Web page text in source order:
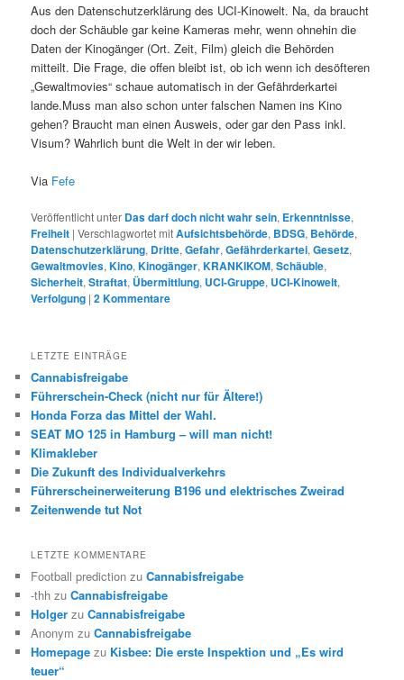
Aus den Datenschutzerklärung des UCI-Kinowelt. Na, da braucht
doch der Schäuble gar keine Kameras mehr, wenn ohnehin die
Daten der Kinogänger (Ort. Zeit, Film) gleich die Behörden
mitteilt. Die Frage, die offen bleibt ist, ob ich wenn ich desöfteren
„Gewaltmovies“ schaue automatisch in der Gefährderkartei
lande.Muss man also schon unter falschen Namen ins Kino
gehen? Braucht man einen Ausweis, oder gar den Pass inkl.
Visum? Wahrlich bunt die Welt in der wir leben.
Via Fefe
Veröffentlicht unter Das darf doch nicht wahr sein, Erkenntnisse,
Freiheit |Verschlagwortet mitAufsichtsbehörde, BDSG, Behörde,
Datenschutzerklärung, Dritte,Gefahr,Gefährderkartei,Gesetz,
Gewaltmovies,Kino,Kinogänger,KRANKIKOM,Schäuble,
Sicherheit,Straftat, Übermittlung, UCI-Gruppe, UCI-Kinowelt,
Verfolgung |2Kommentare
LETZTE EINTRÄGE
Cannabisfreigabe
Führerschein-Check (nicht nur für Ältere!)
Honda Forza das Mittel der Wahl.
SEAT MO 125 in Hamburg – will man nicht!
Klimakleber
Die Zukunft des Individualverkehrs
Führerscheinerweiterung B196 und elektrisches Zweirad
Zeitenwende tut Not
LETZTE KOMMENTARE
Football prediction zuCannabisfreigabe
-thh zuCannabisfreigabe
Holger zuCannabisfreigabe
Anonym zuCannabisfreigabe
Homepage zu Kisbee: Die erste Inspektion und „Es wird
teuer“